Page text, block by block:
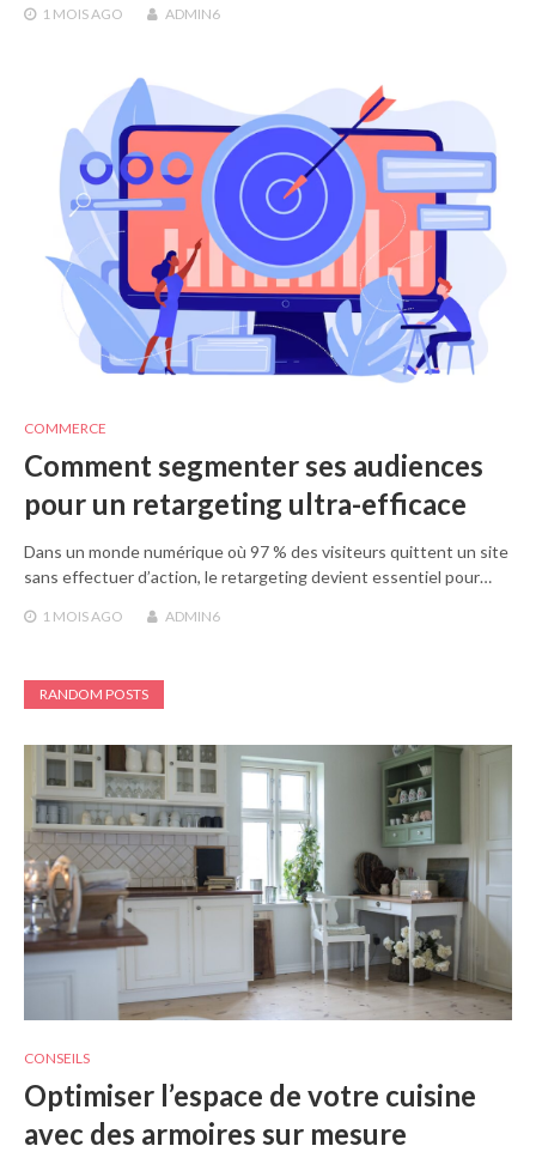
1 MOISAGO ADMIN6
COMMERCE
Comment segmenter ses audiences
pour un retargeting ultra-efficace
Dans un monde numérique où 97 % des visiteurs quittent un site
sans effectuer d’action, le retargeting devient essentiel pour…
1 MOIS AGO ADMIN6
RANDOM POSTS
CONSEILS
Optimiser l’espace de votre cuisine
avec des armoires sur mesure